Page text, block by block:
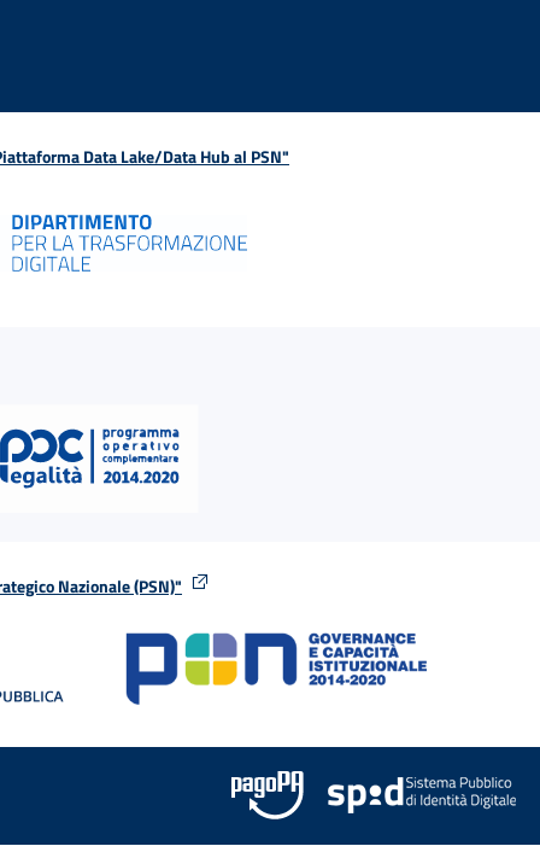
Data Lake/Data Hub al PSN"
Nazionale (PSN)"
stessa finestra